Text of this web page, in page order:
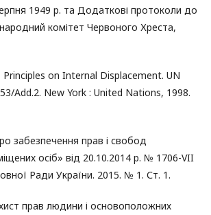
1949 р. та Додаткові протоколи до
комітет Червоного Хреста,
Principles on Internal Displacement. UN
Add.2. New York : United Nations, 1998.
забезпечення прав і свобод
осіб» від 20.10.2014 р. № 1706-VII
Ради України. 2015. № 1. Ст. 1.
прав людини і основоположних